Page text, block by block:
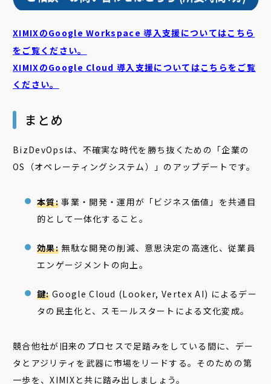
XIMIXのGoogle Workspace 導入支援についてはこちら
をご覧ください。
XIMIXのGoogle Cloud 導入支援についてはこちらをご覧
ください。
まとめ
BizDevOpsは、不確実な時代を勝ち抜くための「企業の
OS（オペレーティングシステム）」のアップデートです。
本質:事業・開発・運用が「ビジネス価値」を共通目
的として一体化すること。
効果:無駄な開発の削減、意思決定の高速化、従業員
エンゲージメントの向上。
鍵:Google Cloud (Looker, Vertex AI) によるデー
タの民主化と、スモールスタートによる文化変成。
競合他社が旧来のプロセスで足踏みをしている間に、デー
タとアジリティを武器に市場をリードする。そのための第
一歩を、XIMIXと共に踏み出しましょう。